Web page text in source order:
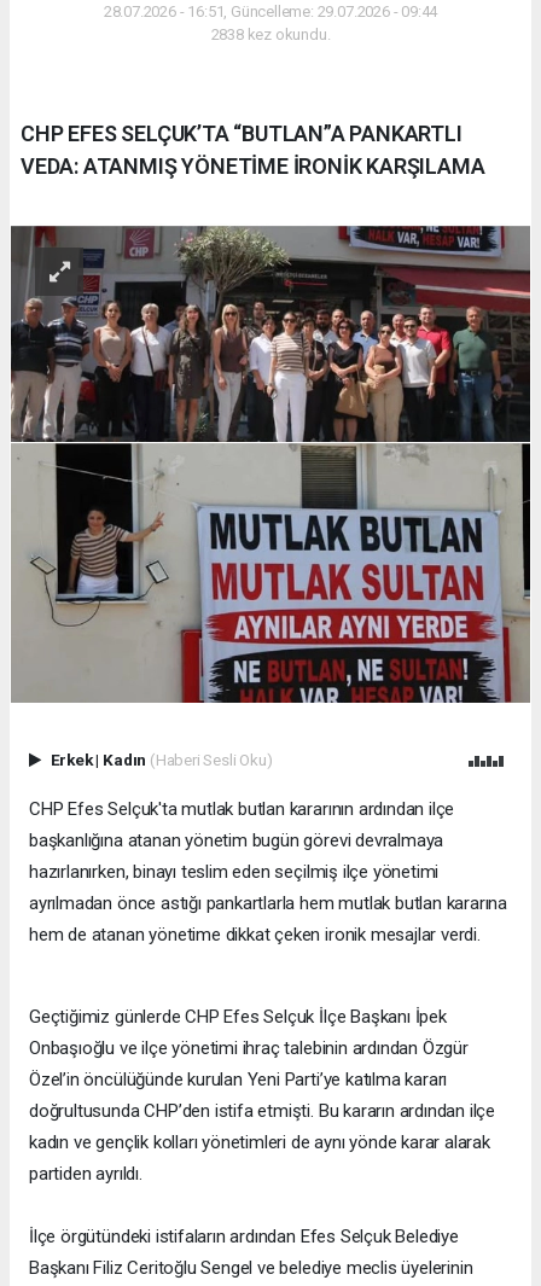
28.07.2026 - 16:51, Güncelleme: 29.07.2026 - 09:44
2838 kez okundu.
CHP EFES SELÇUK’TA “BUTLAN”A PANKARTLI
VEDA: ATANMIŞ YÖNETİME İRONİK KARŞILAMA
Erkek| Kadın (Haberi Sesli Oku)
CHP Efes Selçuk'ta mutlak butlan kararının ardından ilçe
başkanlığına atanan yönetim bugün görevi devralmaya
hazırlanırken, binayı teslim eden seçilmiş ilçe yönetimi
ayrılmadan önce astığı pankartlarla hem mutlak butlan kararına
hem de atanan yönetime dikkat çeken ironik mesajlar verdi.
Geçtiğimiz günlerde CHP Efes Selçuk İlçe Başkanı İpek
Onbaşıoğlu ve ilçe yönetimi ihraç talebinin ardından Özgür
Özel’in öncülüğünde kurulan Yeni Parti’ye katılma kararı
doğrultusunda CHP’den istifa etmişti. Bu kararın ardından ilçe
kadın ve gençlik kolları yönetimleri de aynı yönde karar alarak
partiden ayrıldı.
İlçe örgütündeki istifaların ardından Efes Selçuk Belediye
Başkanı Filiz Ceritoğlu Sengel ve belediye meclis üyelerinin